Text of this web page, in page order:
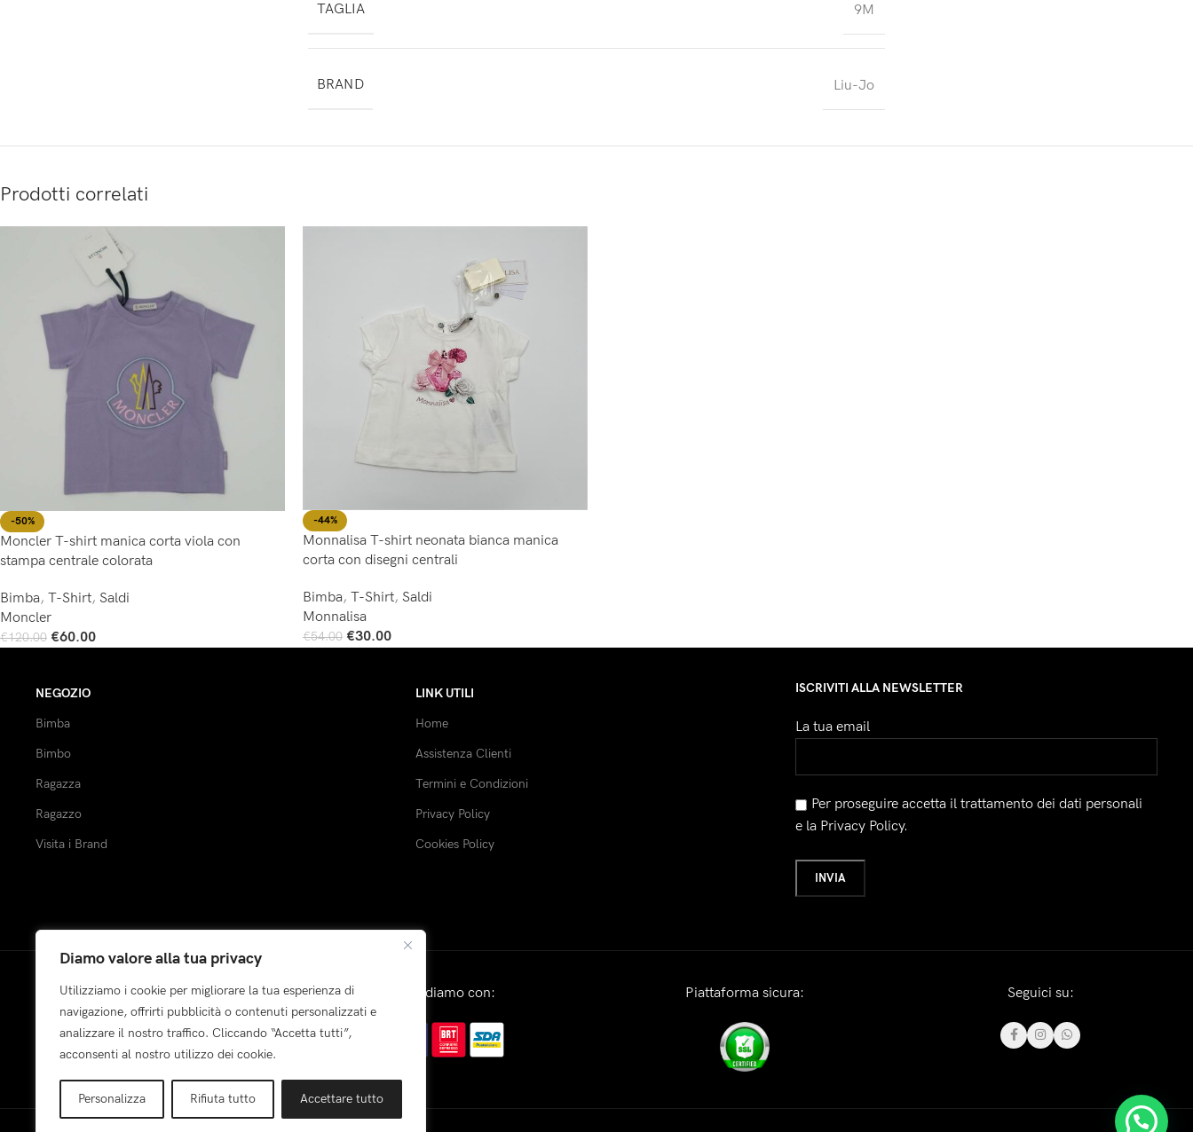
Diamo valore alla tua privacy
Utilizziamo i cookie per migliorare la tua esperienza di
navigazione, offrirti pubblicità o contenuti personalizzati e
analizzare il nostro traffico. Cliccando “Accetta tutti”,
acconsenti al nostro utilizzo dei cookie.
Personalizza Rifiuta tutto Accettare tutto
TAGLIA 9M
BRAND Liu-Jo
Prodotti correlati
-50%
Moncler T-shirt manica corta viola con
stampa centrale colorata
Bimba, T-Shirt, Saldi
Moncler
€120.00 €60.00
-44%
Monnalisa T-shirt neonata bianca manica
corta con disegni centrali
Bimba, T-Shirt, Saldi
Monnalisa
€54.00 €30.00
NEGOZIO
Bimba
Bimbo
Ragazza
Ragazzo
Visita i Brand
LINK UTILI
Home
Assistenza Clienti
Termini e Condizioni
Privacy Policy
Cookies Policy
ISCRIVITI ALLA NEWSLETTER
La tua email
Per proseguire accetta il trattamento dei dati personali
e la Privacy Policy.
Pagamenti: Spediamo con: Piattaforma sicura: Seguici su: